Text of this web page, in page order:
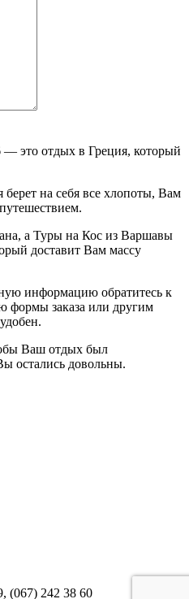
это отдых в Греция, который
на себя все хлопоты, Вам
а Туры на Кос из Варшавы
доставит Вам массу
информацию обратитесь к
заказа или другим
Ваш отдых был
остались довольны.
(067) 242 38 60